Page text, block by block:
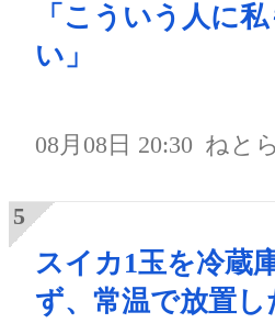
「こういう人に
い」
08月08日 20:30 ねと
スイカ1玉を冷蔵
ず、常温で放置し